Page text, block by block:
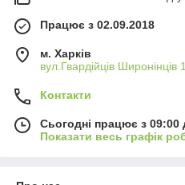
Працює з 02.09.2018
м. Харків
вул.Гвардійців Широнінців
Контакти
Сьогодні працює з 09:00
Показати весь графік